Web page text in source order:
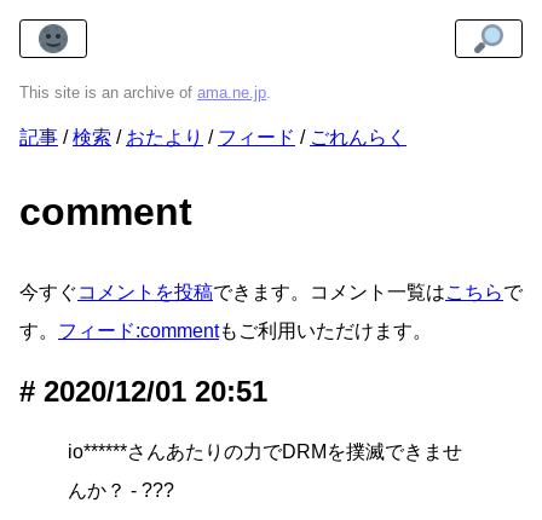
This site is an archive of ama.ne.jp.
記事 検索 おたより フィード ごれんらく
comment
今すぐコメントを投稿できます。コメント一覧はこちらで
す。 フィード:commentもご利用いただけます。
2020/12/01 20:51
io******さんあたりの力でDRMを撲滅できませ
んか？ - ???